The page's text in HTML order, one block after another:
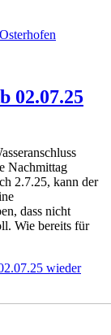
02.07.25
Nachmittag
2.7.25, kann der
dass nicht
Wie bereits für
wieder